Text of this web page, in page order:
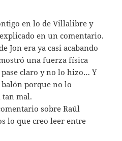
en lo de Villalibre y
en un comentario.
Jon era ya casi acabando
una fuerza física
claro y no lo hizo… Y
porque no lo
mal.
sobre Raúl
lo que creo leer entre